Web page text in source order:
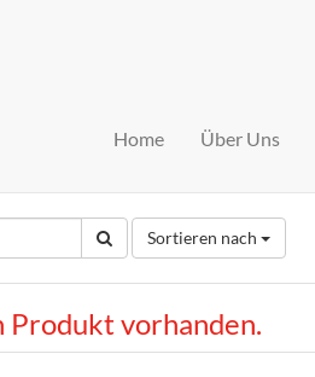
Home Über Uns
Sortieren nach
Produkt vorhanden.